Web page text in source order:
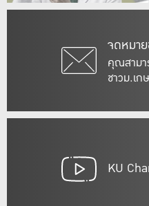
จดหมาย
คุณสามา
ชาวม.เก
KU